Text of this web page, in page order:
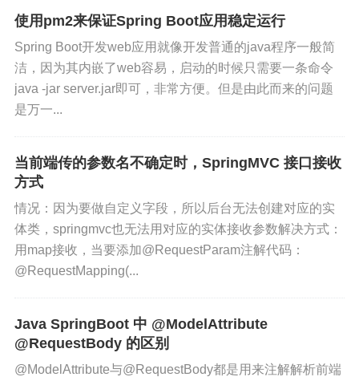
使用pm2来保证Spring Boot应用稳定运行
Spring Boot开发web应用就像开发普通的java程序一般简
洁，因为其内嵌了web容易，启动的时候只需要一条命令
java -jar server.jar即可，非常方便。但是由此而来的问题
是万一...
当前端传的参数名不确定时，SpringMVC 接口接收
方式
情况：因为要做自定义字段，所以后台无法创建对应的实
体类，springmvc也无法用对应的实体接收参数解决方式：
用map接收，当要添加@RequestParam注解代码：
@RequestMapping(...
Java SpringBoot 中 @ModelAttribute
@RequestBody 的区别
@ModelAttribute与@RequestBody都是用来注解解析前端